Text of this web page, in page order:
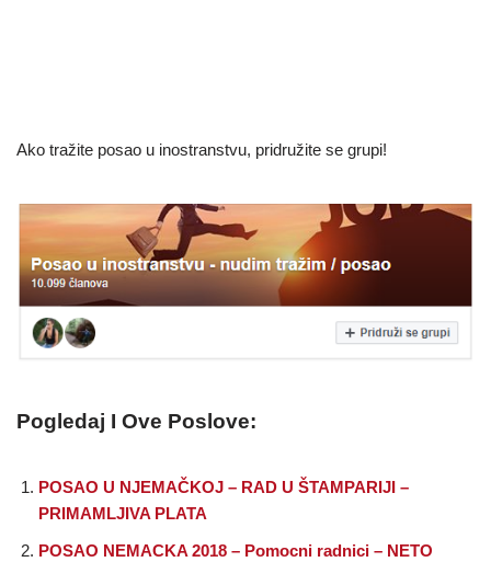
Ako tražite posao u inostranstvu, pridružite se grupi!
Pogledaj I Ove Poslove:
POSAO U NJEMAČKOJ – RAD U ŠTAMPARIJI –
PRIMAMLJIVA PLATA
POSAO NEMACKA 2018 – Pomocni radnici – NETO